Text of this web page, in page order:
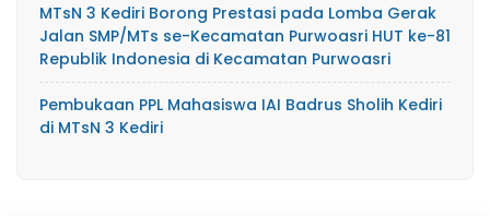
MTsN 3 Kediri Borong Prestasi pada Lomba Gerak
Jalan SMP/MTs se-Kecamatan Purwoasri HUT ke-81
Republik Indonesia di Kecamatan Purwoasri
Pembukaan PPL Mahasiswa IAI Badrus Sholih Kediri
di MTsN 3 Kediri